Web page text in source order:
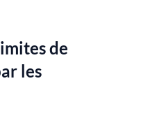
de
les